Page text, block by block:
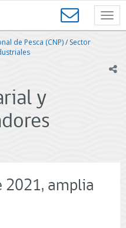
de Pesca (CNP)/ Sector
y
2021, amplia